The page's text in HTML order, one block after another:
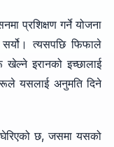
प्रशिक्षण गर्ने योजना
सर्यो। त्यसपछि फिफाले
इरानको इच्छालाई
यसलाई अनुमति दिने
छ, जसमा यसको